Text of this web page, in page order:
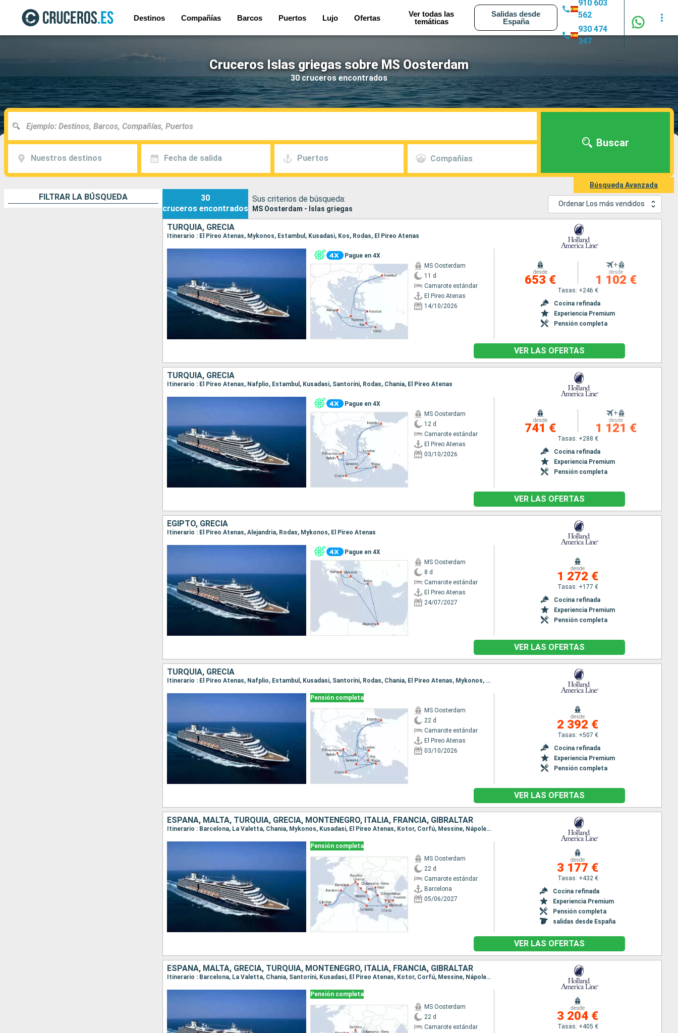
Destinos Compañías Barcos Puertos Lujo Ofertas
Ver todas las
temáticas
Salidas desde
España
910 603
562
930 474
347
Cruceros Islas griegas sobre MS Oosterdam
30 cruceros encontrados
Nuestros destinos Fecha de salida Puertos Compañías
Buscar
Búsqueda Avanzada
FILTRAR LA BÚSQUEDA
30
cruceros encontrados
Sus criterios de búsqueda:
MS Oosterdam - Islas griegas
Ordenar Los más vendidos
TURQUÍA, GRECIA
Itinerario : El Pireo Atenas, Mykonos, Estambul, Kusadasi, Kos, Rodas, El Pireo Atenas
Pague en 4X
MS Oosterdam
11 d
Camarote estándar
El Pireo Atenas
14/10/2026
desde
653 €
+
desde
1 102 €
Tasas: +246 €
Cocina refinada
Experiencia Premium
Pensión completa
VER LAS OFERTAS
TURQUÍA, GRECIA
Itinerario : El Pireo Atenas, Nafplio, Estambul, Kusadasi, Santoríni, Rodas, Chania, El Pireo Atenas
Pague en 4X
MS Oosterdam
12 d
Camarote estándar
El Pireo Atenas
03/10/2026
desde
741 €
+
desde
1 121 €
Tasas: +288 €
Cocina refinada
Experiencia Premium
Pensión completa
VER LAS OFERTAS
EGIPTO, GRECIA
Itinerario : El Pireo Atenas, Alejandria, Rodas, Mykonos, El Pireo Atenas
Pague en 4X
MS Oosterdam
8 d
Camarote estándar
El Pireo Atenas
24/07/2027
desde
1 272 €
Tasas: +177 €
Cocina refinada
Experiencia Premium
Pensión completa
VER LAS OFERTAS
TURQUÍA, GRECIA
Itinerario : El Pireo Atenas, Nafplio, Estambul, Kusadasi, Santoríni, Rodas, Chania, El Pireo Atenas, Mykonos, Estambul, Kusadasi, Kos, Rodas, El Pireo Atenas
Pensión completa
MS Oosterdam
22 d
Camarote estándar
El Pireo Atenas
03/10/2026
desde
2 392 €
Tasas: +507 €
Cocina refinada
Experiencia Premium
Pensión completa
VER LAS OFERTAS
ESPAÑA, MALTA, TURQUÍA, GRECIA, MONTENEGRO, ITALIA, FRANCIA, GIBRALTAR
Itinerario : Barcelona, La Valetta, Chania, Mykonos, Kusadasi, El Pireo Atenas, Kotor, Corfú, Messine, Nápoles, Civitavecchia - Roma, Livorno, Portofino, Marsella, Gibraltar, Barcelona
Pensión completa
MS Oosterdam
22 d
Camarote estándar
Barcelona
05/06/2027
desde
3 177 €
Tasas: +432 €
Cocina refinada
Experiencia Premium
Pensión completa
salidas desde España
VER LAS OFERTAS
ESPAÑA, MALTA, GRECIA, TURQUÍA, MONTENEGRO, ITALIA, FRANCIA, GIBRALTAR
Itinerario : Barcelona, La Valetta, Chania, Santoríni, Kusadasi, El Pireo Atenas, Kotor, Corfú, Messine, Nápoles, Civitavecchia - Roma, Portofino, Ajaccio, Marsella, Gibraltar, Barcelona
Pensión completa
MS Oosterdam
22 d
Camarote estándar
desde
3 204 €
Tasas: +405 €